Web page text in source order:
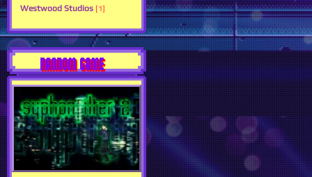
Westwood Studios [1]
RANDOM GAME